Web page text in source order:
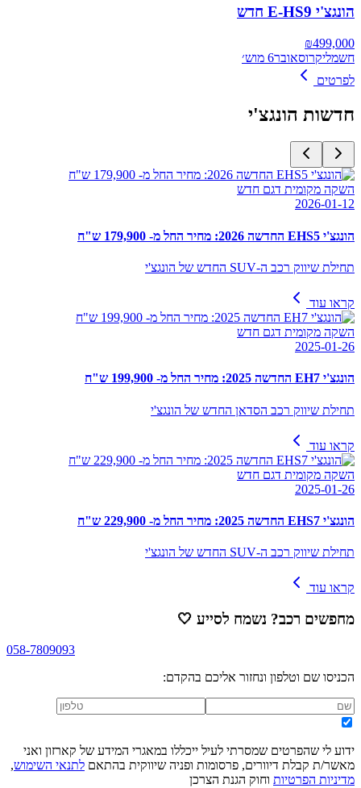
הונגצ'י E-HS9 חדש
₪499,000
חשמליקרוסאובר6 מוש׳
לפרטים
חדשות הונגצ'י
השקה מקומית דגם חדש
2026-01-12
הונגצ'י EHS5 החדשה 2026: מחיר החל מ- 179,900 ש"ח
תחילת שיווק רכב ה-SUV החדש של הונגצ'י
קראו עוד
השקה מקומית דגם חדש
2025-01-26
הונגצ'י EH7 החדשה 2025: מחיר החל מ- 199,900 ש"ח
תחילת שיווק רכב הסדאן החדש של הונגצ'י
קראו עוד
השקה מקומית דגם חדש
2025-01-26
הונגצ'י EHS7 החדשה 2025: מחיר החל מ- 229,900 ש"ח
תחילת שיווק רכב ה-SUV החדש של הונגצ'י
קראו עוד
מחפשים רכב? נשמח לסייע 🤍
058-7809093
הכניסו שם וטלפון ונחזור אליכם בהקדם:
ידוע לי שהפרטים שמסרתי לעיל ייכללו במאגרי המידע של קארזון ואני
מאשר/ת קבלת דיוורים, פרסומות ופניה שיווקית בהתאם לתנאי השימוש,
מדיניות הפרטיות וחוק הגנת הצרכן